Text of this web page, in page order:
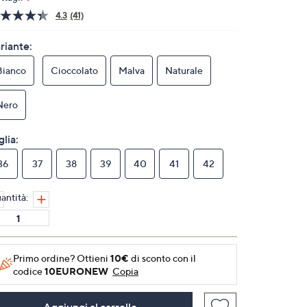
4.3 Leggi
Stesso
link
alla
pagina.
(41)
Cioccolato Malva Naturale
37 38 39 40 41 42
Primo ordine? Ottieni 10€ di sconto con il
codice10EURONEW Copia